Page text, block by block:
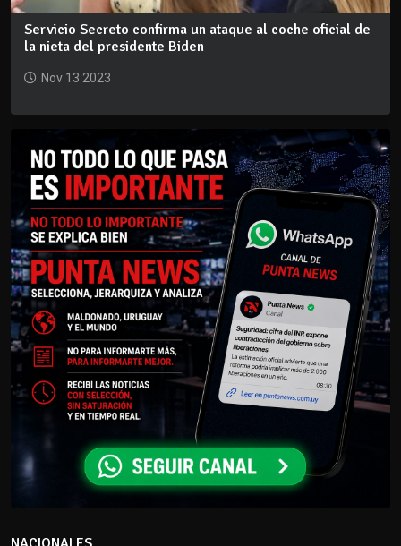
Servicio Secreto confirma un ataque al coche oficial de
la nieta del presidente Biden
Nov 13 2023